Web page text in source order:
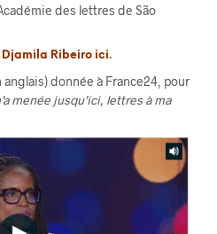
des lettres de São
Djamila Ribeiro ici.
anglais) donnée à France24, pour
menée jusqu’ici, lettres à ma